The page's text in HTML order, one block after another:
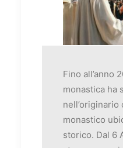
Fino all’anno
monastica ha
nell’originario
monastico
storico. Dal 6